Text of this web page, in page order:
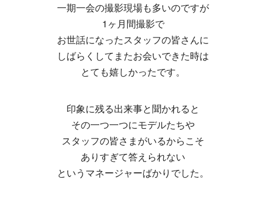
一期一会の撮影現場も多いのですが
1ヶ月間撮影で
お世話になったスタッフの皆さんに
しばらくしてまたお会いできた時は
とても嬉しかったです。
印象に残る出来事と聞かれると
その一つ一つにモデルたちや
スタッフの皆さまがいるからこそ
ありすぎて答えられない
というマネージャーばかりでした。